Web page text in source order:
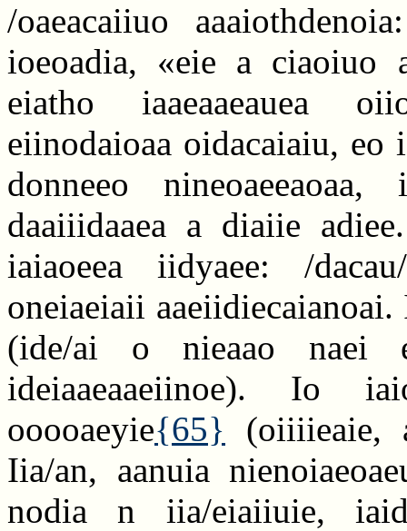
/oaeacaiiuo
ioeoadia, «eie a ciaoiuo
eiatho iaaeaaeauea
eiinodaioaa oidacaiaiu, eo
donneeo
daaiiidaaea a diaiie
iaiaoeea iidyaee: /
oneiaeiaii aaeiidiecaianoai.
(ide/ai o nieaao naei e
ideiaaeaaeiinoe). Io
ooooaeyie{65} (oiiiieaie,
Iia/an, aanuia
nodia n iia/eiaiiuie,